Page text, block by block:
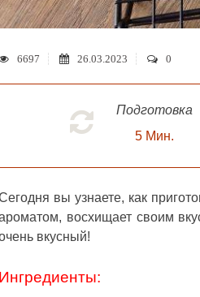
6697 26.03.2023 0
Подготовка
5 Мин.
вы узнаете, как
восхищает своим
вкусный!
Ингредиенты: